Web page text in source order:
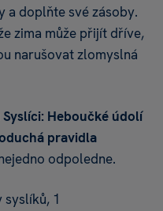
a doplňte své zásoby.
zima může přijít dříve,
narušovat zlomyslná
Syslíci: Heboučké údolí
pravidla
odpoledne.
1